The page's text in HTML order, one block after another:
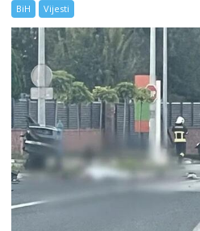
BiH Vijesti